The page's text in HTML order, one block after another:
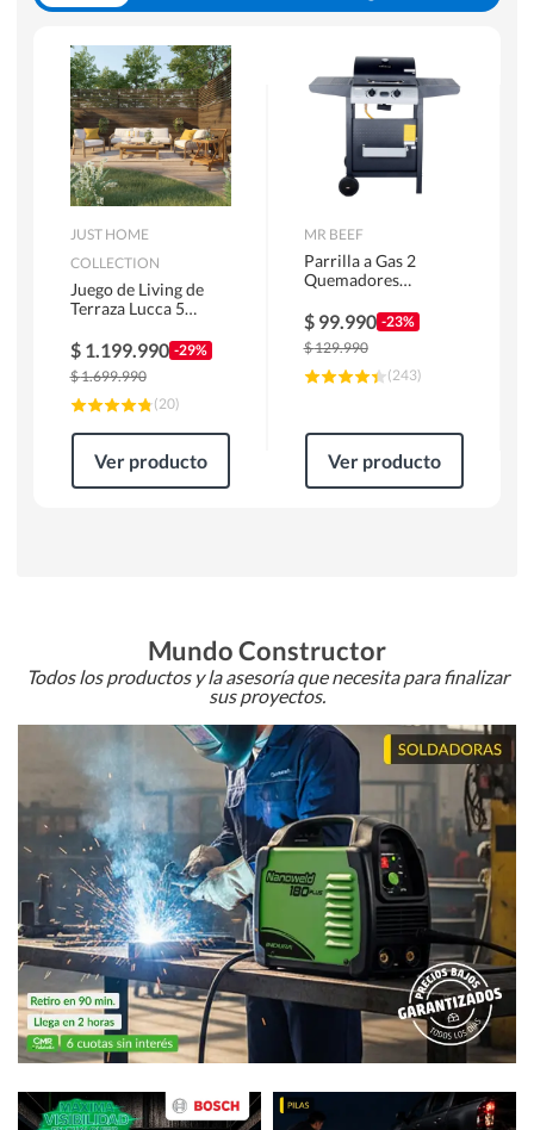
JUST HOME
COLLECTION
Juego de Living de
Terraza Lucca 5
$ 1.199.990 -29%
$1.699.990
(20)
Ver producto
MR BEEF
Parrilla a Gas 2
Quemadores
$ 99.990 -23%
$129.990
(243)
Ver producto
Mundo Constructor
Todos los productos y la asesoría que necesita para finalizar
sus proyectos.